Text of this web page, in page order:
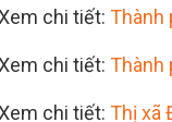
chi tiết: Thành
chi tiết: Thành
chi tiết: Thị xã